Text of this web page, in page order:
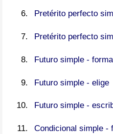
Pretérito perfecto
Pretérito perfecto
Futuro simple -
Futuro simple - elige
Futuro simple -
Condicional simple -